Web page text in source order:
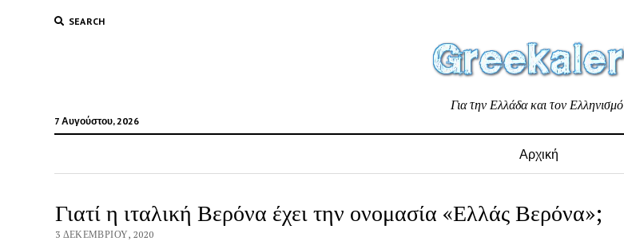
SEARCH
7 Αυγούστου, 2026
Για την Ελλάδα και τον Ελληνισμό
Αρχική
Γιατί η ιταλική Βερόνα έχει την ονομασία «Ελλάς Βερόνα»;
3 ΔΕΚΕΜΒΡΊΟΥ, 2020